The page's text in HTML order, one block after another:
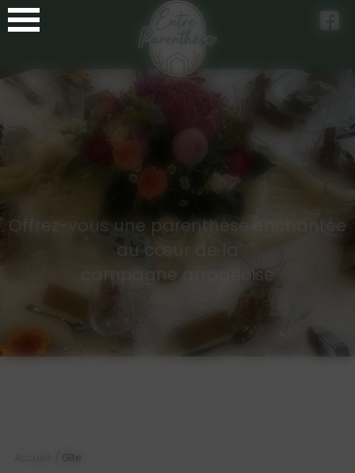
Panneau de gestion des cookies
Offrez-vous une parenthèse enchantée
au cœur de la
campagne arrageoise
Gîte